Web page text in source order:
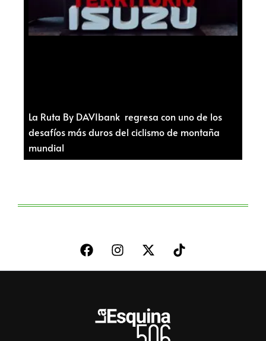
La Ruta By DAVIbank regresa con uno de los
desafíos más duros del ciclismo de montaña
mundial